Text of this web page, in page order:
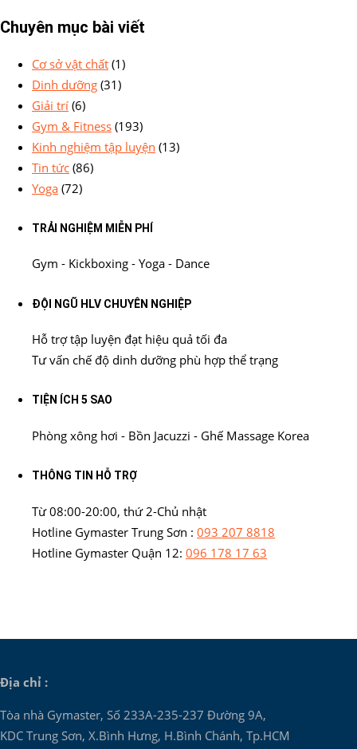
Chuyên mục bài viết
Cơ sở vật chất (1)
Dinh dưỡng (31)
Giải trí (6)
Gym & Fitness (193)
Kinh nghiệm tập luyện (13)
Tin tức (86)
Yoga (72)
TRẢI NGHIỆM MIỄN PHÍ
Gym - Kickboxing - Yoga - Dance
ĐỘI NGŨ HLV CHUYÊN NGHIỆP
Hỗ trợ tập luyện đạt hiệu quả tối đa
Tư vấn chế độ dinh dưỡng phù hợp thể trạng
TIỆN ÍCH 5 SAO
Phòng xông hơi - Bồn Jacuzzi - Ghế Massage Korea
THÔNG TIN HỖ TRỢ
Từ 08:00-20:00, thứ 2-Chủ nhật
Hotline Gymaster Trung Sơn : 093 207 8818
Hotline Gymaster Quận 12: 096 178 17 63
Địa chỉ :
Tòa nhà Gymaster, Số 233A-235-237 Đường 9A,
KDC Trung Sơn, X.Bình Hưng, H.Bình Chánh, Tp.HCM